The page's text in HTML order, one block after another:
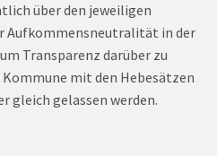
über den jeweiligen
Aufkommensneutralität in der
Transparenz darüber zu
mit den Hebesätzen
gleich gelassen werden.